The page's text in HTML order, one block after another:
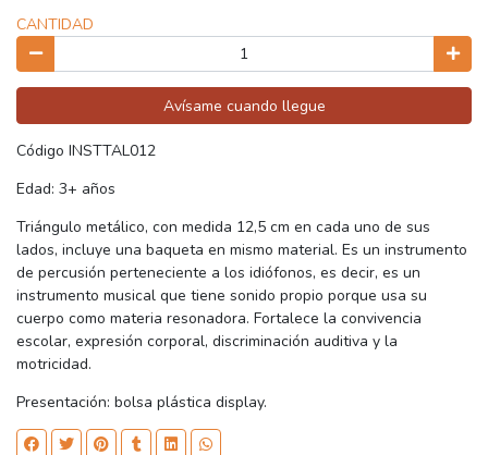
CANTIDAD
Avísame cuando llegue
Código INSTTAL012
Edad: 3+ años
Triángulo metálico, con medida 12,5 cm en cada uno de sus
lados, incluye una baqueta en mismo material. Es un instrumento
de percusión perteneciente a los idiófonos, es decir, es un
instrumento musical que tiene sonido propio porque usa su
cuerpo como materia resonadora. Fortalece la convivencia
escolar, expresión corporal, discriminación auditiva y la
motricidad.
Presentación: bolsa plástica display.